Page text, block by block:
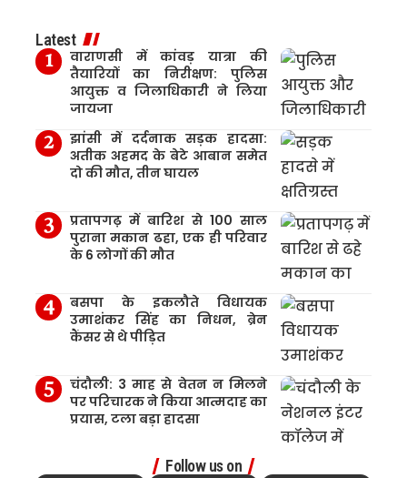
Latest
वाराणसी में कांवड़ यात्रा की
तैयारियों का निरीक्षण: पुलिस
आयुक्त व जिलाधिकारी ने लिया
जायजा
झांसी में दर्दनाक सड़क हादसा:
अतीक अहमद के बेटे आबान समेत
दो की मौत, तीन घायल
प्रतापगढ़ में बारिश से 100 साल
पुराना मकान ढहा, एक ही परिवार
के 6 लोगों की मौत
बसपा के इकलौते विधायक
उमाशंकर सिंह का निधन, ब्रेन
कैंसर से थे पीड़ित
चंदौली: 3 माह से वेतन न मिलने
पर परिचारक ने किया आत्मदाह का
प्रयास, टला बड़ा हादसा
Follow us on